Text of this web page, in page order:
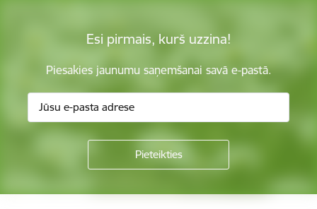
Esi pirmais, kurš uzzina!
Piesakies jaunumu saņemšanai savā e-pastā.